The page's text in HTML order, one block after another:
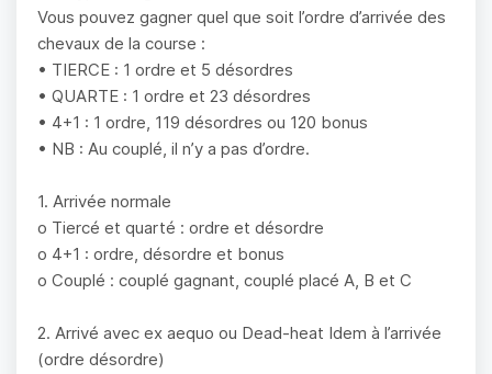
Vous pouvez gagner quel que soit l’ordre d’arrivée des
chevaux de la course :
• TIERCE : 1 ordre et 5 désordres
• QUARTE : 1 ordre et 23 désordres
• 4+1 : 1 ordre, 119 désordres ou 120 bonus
• NB : Au couplé, il n’y a pas d’ordre.
1. Arrivée normale
o Tiercé et quarté : ordre et désordre
o 4+1 : ordre, désordre et bonus
o Couplé : couplé gagnant, couplé placé A, B et C
2. Arrivé avec ex aequo ou Dead-heat Idem à l’arrivée
(ordre désordre)